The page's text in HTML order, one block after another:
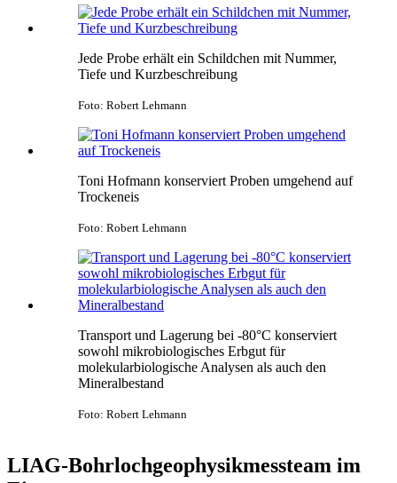
Jede Probe erhält ein Schildchen mit Nummer,
Tiefe und Kurzbeschreibung
Foto: Robert Lehmann
Toni Hofmann konserviert Proben umgehend auf
Trockeneis
Foto: Robert Lehmann
Transport und Lagerung bei -80°C konserviert
sowohl mikrobiologisches Erbgut für
molekularbiologische Analysen als auch den
Mineralbestand
Foto: Robert Lehmann
LIAG-Bohrlochgeophysikmessteam im